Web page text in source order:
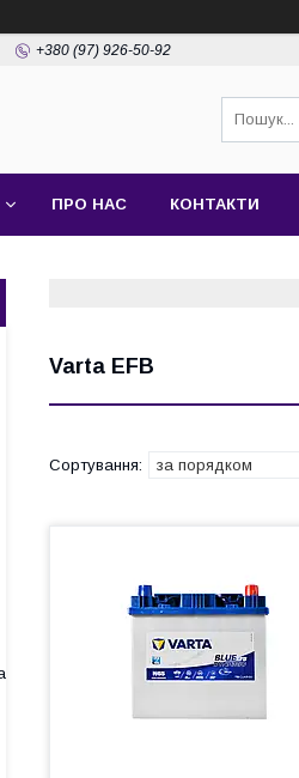
+380 (97) 926-50-92
ПРО НАС КОНТАКТИ
Varta EFB